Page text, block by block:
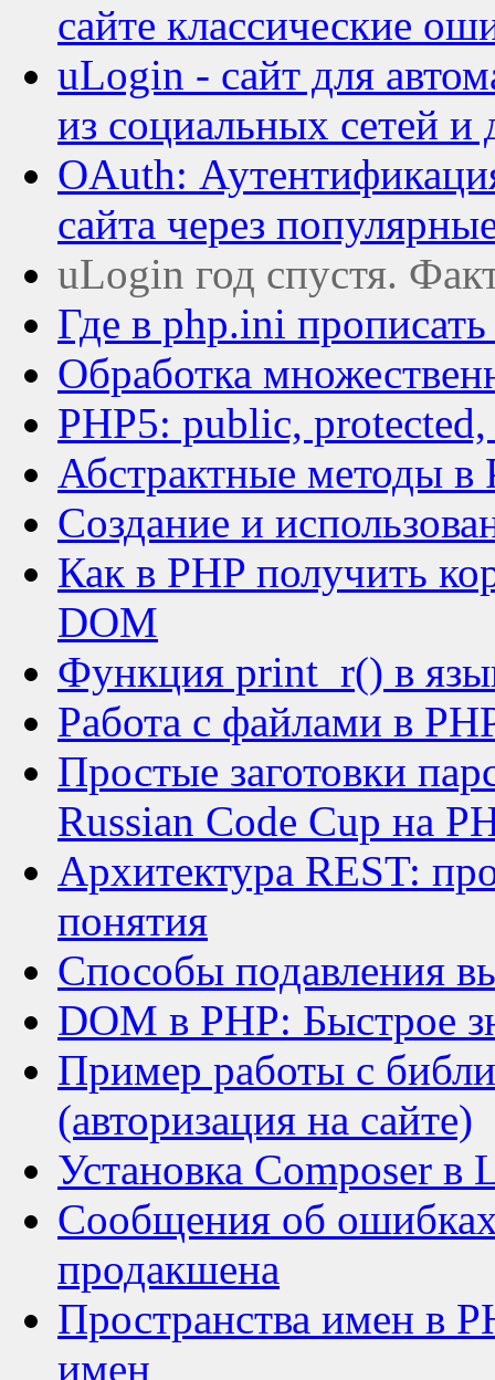
сайте классические
uLogin - сайт для
из социальных сетей и
OAuth:
сайта через
uLogin год спустя.
Где в php.ini
Обработка
PHP5: public,
Абстрактные методы в
Создание и
Как в PHP получить
DOM
Функция print_r() в
Работа с файлами в
Простые заготовки
Russian Code Cup на
Архитектура REST:
понятия
Способы подавления
DOM в PHP: Быстрое
Пример работы с
(авторизация на сайте)
Установка Composer в
Сообщения об ошибках
продакшена
Пространства имен в
имен